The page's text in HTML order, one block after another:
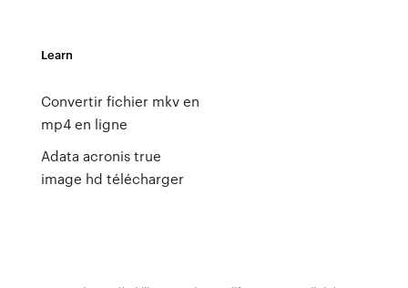
Learn
Convertir fichier mkv en
mp4 en ligne
Adata acronis true
image hd télécharger